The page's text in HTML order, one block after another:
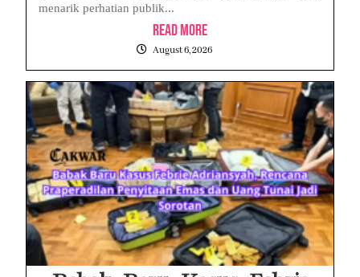
menarik perhatian publik...
Read More
August 6, 2026